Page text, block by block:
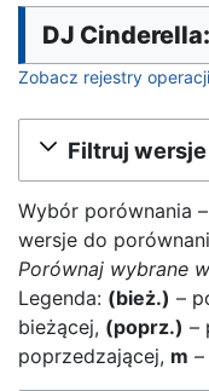
DJ
Zobacz rejestry
Filtruj wersje
Wybór porównania
wersje do
Porównaj wybrane
Legenda: (bież.) –
bieżącej, (poprz.) –
poprzedzającej, m